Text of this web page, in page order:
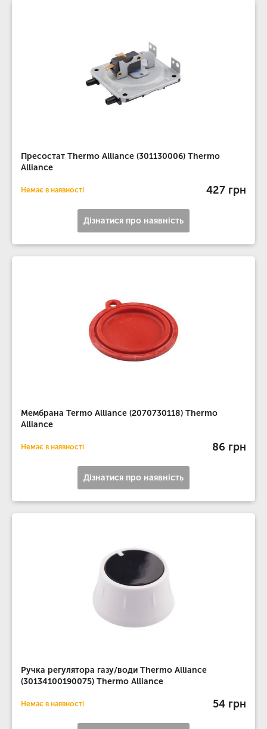
Пресостат Thermo Alliance (301130006) Thermo
Alliance
Немає в наявності 427 грн
Дізнатися про наявність
Мембрана Termo Alliance (2070730118) Thermo
Alliance
Немає в наявності 86 грн
Дізнатися про наявність
Ручка регулятора газу/води Thermo Alliance
(30134100190075) Thermo Alliance
Немає в наявності 54 грн